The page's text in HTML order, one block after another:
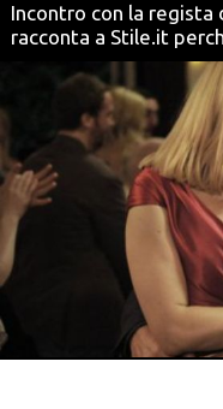
Incontro con la regista
racconta a Stile.it